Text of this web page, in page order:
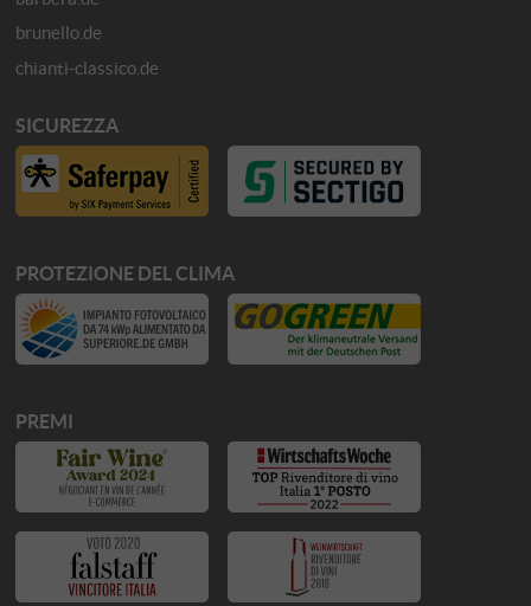
brunello.de
chianti-classico.de
SICUREZZA
PROTEZIONE DEL CLIMA
PREMI